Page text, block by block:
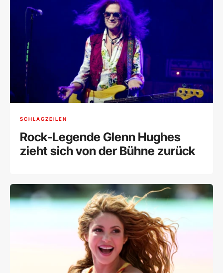
SCHLAGZEILEN
Rock-Legende Glenn Hughes
zieht sich von der Bühne zurück